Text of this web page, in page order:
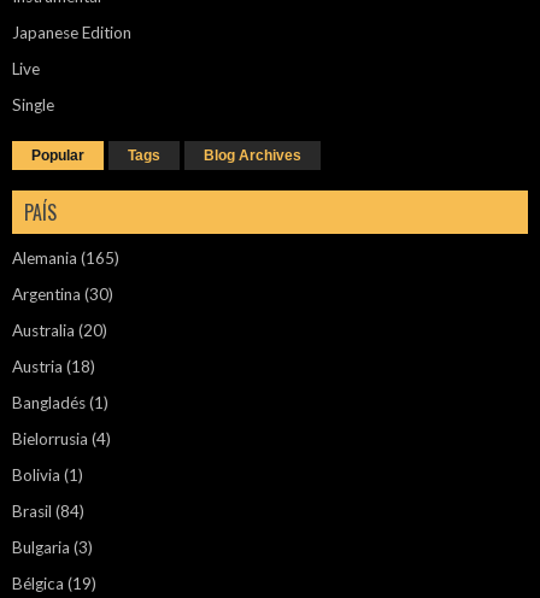
Japanese Edition
Live
Single
Popular Tags Blog Archives
PAÍS
Alemania (165)
Argentina (30)
Australia (20)
Austria (18)
Bangladés(1)
Bielorrusia (4)
Bolivia (1)
Brasil (84)
Bulgaria (3)
Bélgica (19)